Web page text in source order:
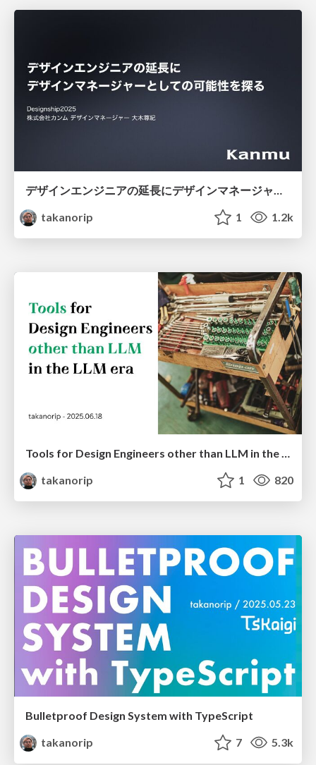
デザインエンジニアの延長にデザインマネージャーとしての可能性を探る
takanorip
1 1.2k
Tools for Design Engineers other than LLM in the LLM era
takanorip
1 820
Bulletproof Design System with TypeScript
takanorip
7 5.3k